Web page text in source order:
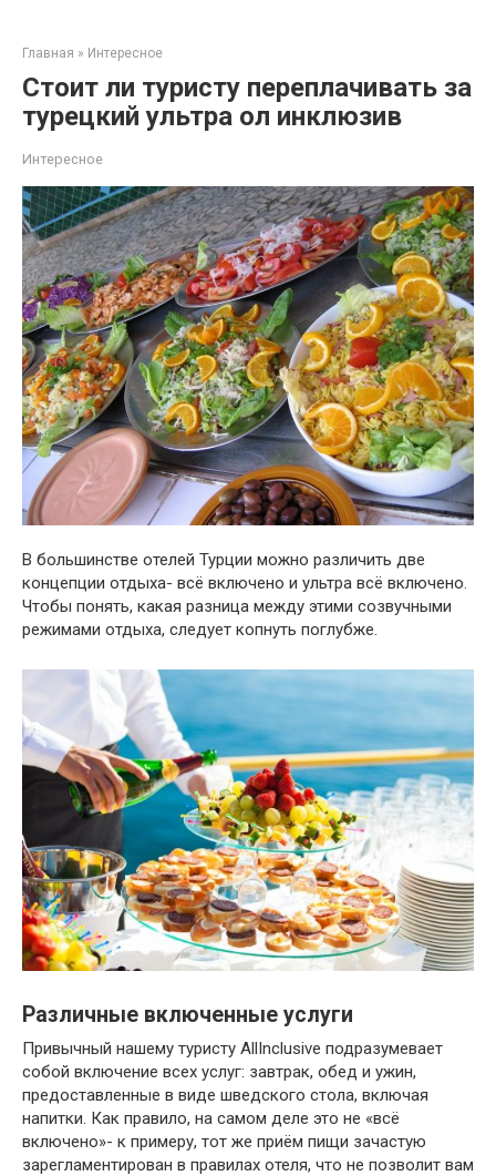
контенту
Главная » Интересное
Стоит ли туристу переплачивать за
турецкий ультра ол инклюзив
Интересное
В большинстве отелей Турции можно различить две
концепции отдыха- всё включено и ультра всё включено.
Чтобы понять, какая разница между этими созвучными
режимами отдыха, следует копнуть поглубже.
Различные включенные услуги
Привычный нашему туристу AllInclusive подразумевает
собой включение всех услуг: завтрак, обед и ужин,
предоставленные в виде шведского стола, включая
напитки. Как правило, на самом деле это не «всё
включено»- к примеру, тот же приём пищи зачастую
зарегламентирован в правилах отеля, что не позволит вам